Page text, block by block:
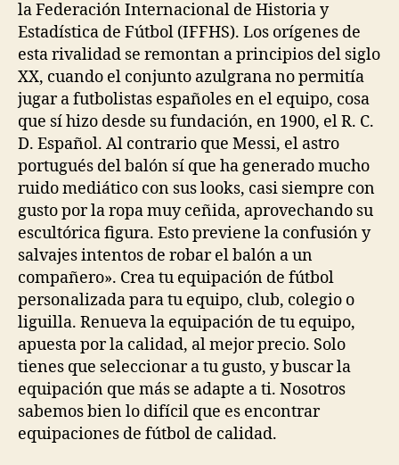
la Federación Internacional de Historia y
Estadística de Fútbol (IFFHS). Los orígenes de
esta rivalidad se remontan a principios del siglo
XX, cuando el conjunto azulgrana no permitía
jugar a futbolistas españoles en el equipo, cosa
que sí hizo desde su fundación, en 1900, el R. C.
D. Español. Al contrario que Messi, el astro
portugués del balón sí que ha generado mucho
ruido mediático con sus looks, casi siempre con
gusto por la ropa muy ceñida, aprovechando su
escultórica figura. Esto previene la confusión y
salvajes intentos de robar el balón a un
compañero». Crea tu equipación de fútbol
personalizada para tu equipo, club, colegio o
liguilla. Renueva la equipación de tu equipo,
apuesta por la calidad, al mejor precio. Solo
tienes que seleccionar a tu gusto, y buscar la
equipación que más se adapte a ti. Nosotros
sabemos bien lo difícil que es encontrar
equipaciones de fútbol de calidad.